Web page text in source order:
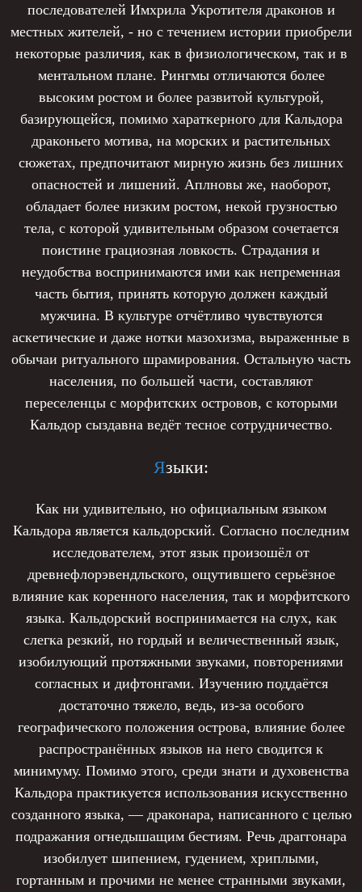
последователей Имхрила Укротителя драконов и
местных жителей, - но с течением истории приобрели
некоторые различия, как в физиологическом, так и в
ментальном плане. Рингмы отличаются более
высоким ростом и более развитой культурой,
базирующейся, помимо хараткерного для Кальдора
драконьего мотива, на морских и растительных
сюжетах, предпочитают мирную жизнь без лишних
опасностей и лишений. Аплновы же, наоборот,
обладает более низким ростом, некой грузностью
тела, с которой удивительным образом сочетается
поистине грациозная ловкость. Страдания и
неудобства воспринимаются ими как непременная
часть бытия, принять которую должен каждый
мужчина. В культуре отчётливо чувствуются
аскетические и даже нотки мазохизма, выраженные в
обычаи ритуального шрамирования. Остальную часть
населения, по большей части, составляют
переселенцы с морфитских островов, с которыми
Кальдор сыздавна ведёт тесное сотрудничество.
Языки:
Как ни удивительно, но официальным языком
Кальдора является кальдорский. Согласно последним
исследователем, этот язык произошёл от
древнефлорэвендльского, ощутившего серьёзное
влияние как коренного населения, так и морфитского
языка. Кальдорский воспринимается на слух, как
слегка резкий, но гордый и величественный язык,
изобилующий протяжными звуками, повторениями
согласных и дифтонгами. Изучению поддаётся
достаточно тяжело, ведь, из-за особого
географического положения острова, влияние более
распространённых языков на него сводится к
минимуму. Помимо этого, среди знати и духовенства
Кальдора практикуется использования искусственно
созданного языка, — драконара, написанного с целью
подражания огнедышащим бестиям. Речь драггонара
изобилует шипением, гудением, хриплыми,
гортанным и прочими не менее странными звуками,